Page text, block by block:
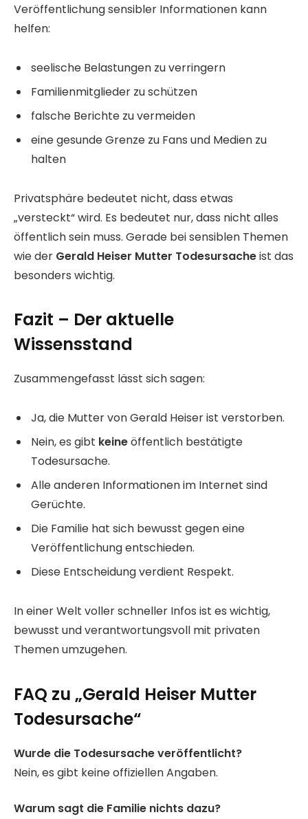
Veröffentlichung sensibler Informationen kann
helfen:
seelische Belastungen zu verringern
Familienmitglieder zu schützen
falsche Berichte zu vermeiden
eine gesunde Grenze zu Fans und Medien zu
halten
Privatsphäre bedeutet nicht, dass etwas
„versteckt“ wird. Es bedeutet nur, dass nicht alles
öffentlich sein muss. Gerade bei sensiblen Themen
wie der Gerald Heiser Mutter Todesursacheist das
besonders wichtig.
Fazit – Der aktuelle
Wissensstand
Zusammengefasst lässt sich sagen:
Ja, die Mutter von Gerald Heiser ist verstorben.
Nein, es gibt keineöffentlich bestätigte
Todesursache.
Alle anderen Informationen im Internet sind
Gerüchte.
Die Familie hat sich bewusst gegen eine
Veröffentlichung entschieden.
Diese Entscheidung verdient Respekt.
In einer Welt voller schneller Infos ist es wichtig,
bewusst und verantwortungsvoll mit privaten
Themen umzugehen.
FAQ zu „Gerald Heiser Mutter
Todesursache“
Wurde die Todesursache veröffentlicht?
Nein, es gibt keine offiziellen Angaben.
Warum sagt die Familie nichts dazu?